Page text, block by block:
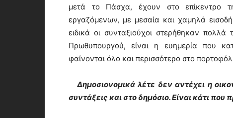
μετά το Πάσχα, έχουν στο επίκεντρο
εργαζόμενων, με μεσαία και χαμηλά
ειδικά οι συνταξιούχοι στερήθηκαν
Πρωθυπουργού, είναι η ευημερία που
φαίνονται όλο και περισσότερο στο
Δημοσιονομικά λέτε δεν αντέχει η
συντάξεις και στο δημόσιο. Είναι κάτι που